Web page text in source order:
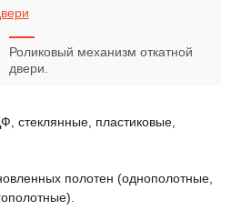
Роликовый механизм откатной
двери.
стеклянные, пластиковые,
полотен (однополотные,